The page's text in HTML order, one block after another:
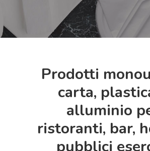
Prodotti
carta,
alluminio
ristoranti, bar,
pubblici